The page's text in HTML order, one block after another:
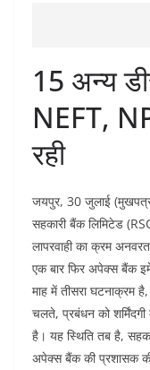
15 अन्य
NEFT,
रही
जयपुर, 30 जुलाई
सहकारी बैंक लिमिटेड
लापरवाही का क्रम
एक बार फिर अपेक्स बैंक
माह में तीसरा घटनाक्रम
चलते, प्रबंधन को
है। यह स्थिति तब है,
अपेक्स बैंक की प्रशासक की